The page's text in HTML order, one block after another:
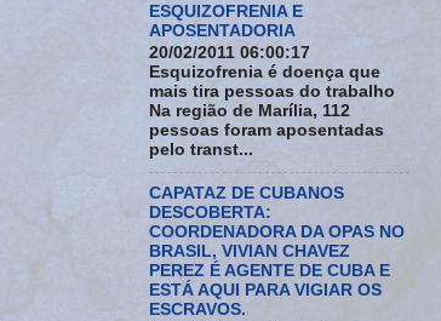
ESQUIZOFRENIA E
APOSENTADORIA
20/02/2011 06:00:17
Esquizofrenia é doença que
mais tira pessoas do trabalho
Na região de Marília, 112
pessoas foram aposentadas
pelo transt...
CAPATAZ DE CUBANOS
DESCOBERTA:
COORDENADORA DA OPAS NO
BRASIL, VIVIAN CHAVEZ
PEREZ É AGENTE DE CUBA E
ESTÁ AQUI PARA VIGIAR OS
ESCRAVOS.